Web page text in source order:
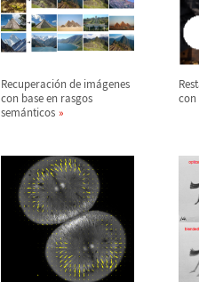
Recuperación de imágenes
con base en rasgos
semánticos
con